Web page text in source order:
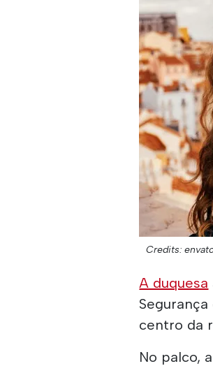
Credits:
A duquesa
centro da
No palco,